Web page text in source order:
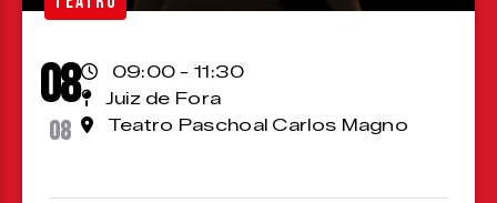
08
08
09:00 - 11:30
Juiz de Fora
Teatro Paschoal Carlos Magno